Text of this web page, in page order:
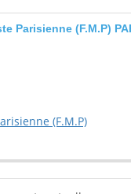
Parisienne (F.M.P)
(F.M.P)